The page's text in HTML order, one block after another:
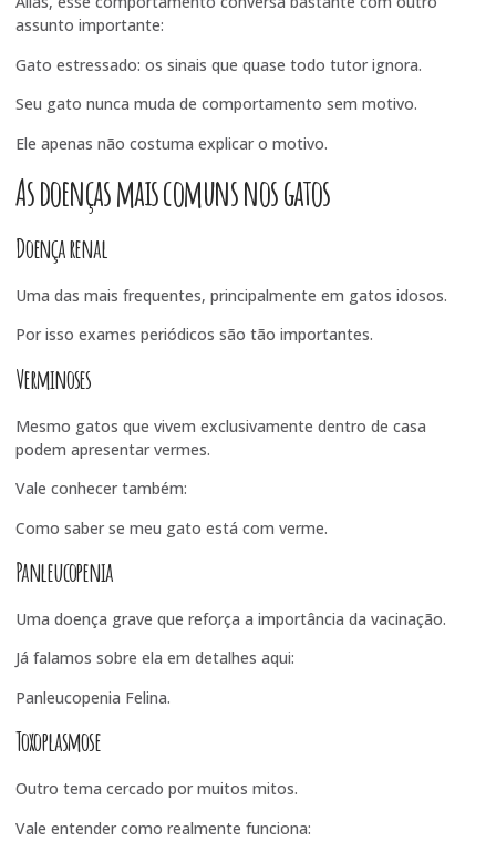
assunto importante:
Gato estressado: os sinais que quase todo tutor ignora.
Seu gato nunca muda de comportamento sem motivo.
Ele apenas não costuma explicar o motivo.
As doenças mais comuns nos gatos
Doença renal
Uma das mais frequentes, principalmente em gatos idosos.
Por isso exames periódicos são tão importantes.
Verminoses
Mesmo gatos que vivem exclusivamente dentro de casa
podem apresentar vermes.
Vale conhecer também:
Como saber se meu gato está com verme.
Panleucopenia
Uma doença grave que reforça a importância da vacinação.
Já falamos sobre ela em detalhes aqui:
Panleucopenia Felina.
Toxoplasmose
Outro tema cercado por muitos mitos.
Vale entender como realmente funciona: